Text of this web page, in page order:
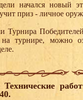
начался новый
приз - личное
Турнира
турнире, можно
Технические